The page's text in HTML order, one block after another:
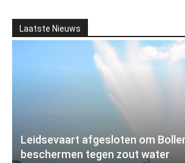
Laatste Nieuws
Leidsevaart afgesloten om
beschermen tegen zout water